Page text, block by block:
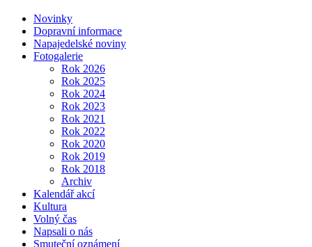
Novinky
Dopravní informace
Napajedelské noviny
Fotogalerie
Rok 2026
Rok 2025
Rok 2024
Rok 2023
Rok 2021
Rok 2022
Rok 2020
Rok 2019
Rok 2018
Archiv
Kalendář akcí
Kultura
Volný čas
Napsali o nás
Smuteční oznámení